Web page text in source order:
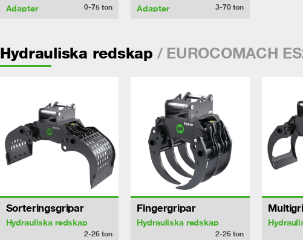
Adapter 0-75ton Adapter 3-70ton
Hydrauliska redskap / EUROCOMACH
Sorteringsgripar
Hydrauliska redskap
2-26ton
Fingergripar
Hydrauliska redskap
2-26ton